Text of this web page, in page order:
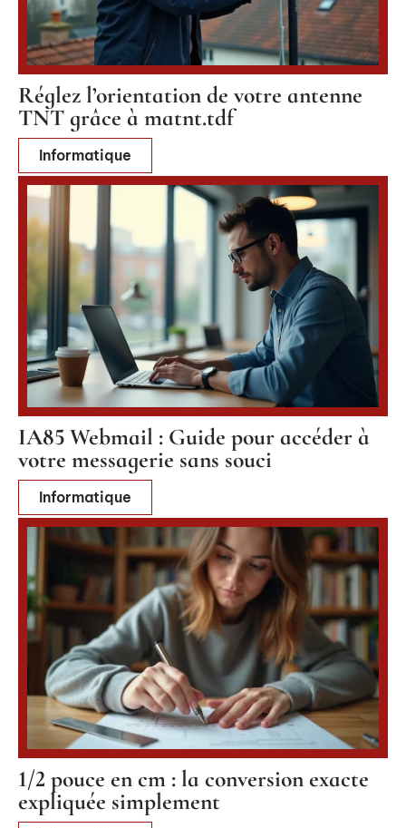
Réglez l’orientation de votre antenne
TNT grâce à matnt.tdf
Informatique
IA85 Webmail : Guide pour accéder à
votre messagerie sans souci
Informatique
1/2 pouce en cm : la conversion exacte
expliquée simplement